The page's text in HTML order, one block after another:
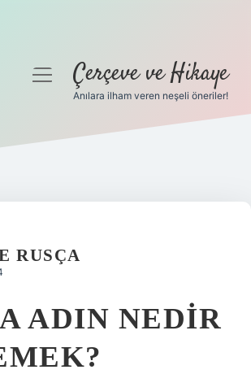
menüyüÇerçeve ve Hikaye
Anılara ilham veren neşeli öneriler!
RUSÇA
ADIN NEDIR